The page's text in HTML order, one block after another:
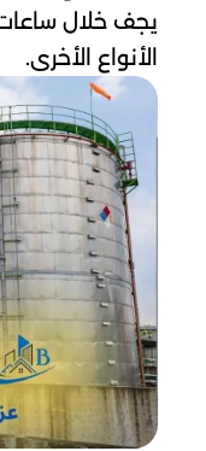
يجف خلال
الأنواع الأخرى.